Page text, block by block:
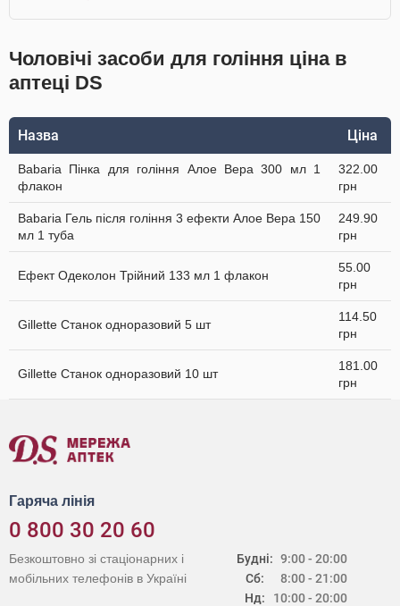
Чоловічі засоби для гоління ціна в
аптеці DS
Назва Ціна
Babaria Пінка для гоління Алое Вера 300 мл 1
флакон
322.00
грн
Babaria Гель після гоління 3 ефекти Алое Вера 150
мл 1 туба
249.90
грн
Ефект Одеколон Трійний 133 мл 1 флакон
55.00
грн
Gillette Станок одноразовий 5 шт
114.50
грн
Gillette Станок одноразовий 10 шт
181.00
грн
Гаряча лінія
0 800 30 20 60
Будні:
Сб:
Нд:
9:00 - 20:00
8:00 - 21:00
10:00 - 20:00
Безкоштовно зі стаціонарних і
мобільних телефонів в Україні